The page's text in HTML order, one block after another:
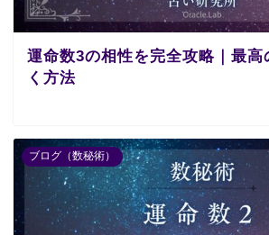
運命数3の相性を完全攻略｜最高
く方法
ブログ（数秘術）